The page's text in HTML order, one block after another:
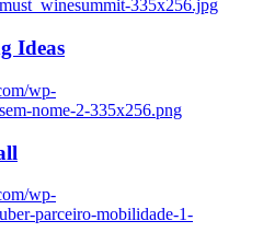
335x256.jpg
Ideas
wp-
nome-2-335x256.png
wp-
parceiro-mobilidade-1-